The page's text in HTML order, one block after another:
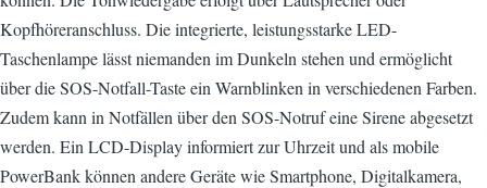
Kopfhöreranschluss. Die integrierte, leistungsstarke LED-
Taschenlampe lässt niemanden im Dunkeln stehen und ermöglicht
über die SOS-Notfall-Taste ein Warnblinken in verschiedenen Farben.
Zudem kann in Notfällen über den SOS-Notruf eine Sirene abgesetzt
werden. Ein LCD-Display informiert zur Uhrzeit und als mobile
PowerBank können andere Geräte wie Smartphone, Digitalkamera,